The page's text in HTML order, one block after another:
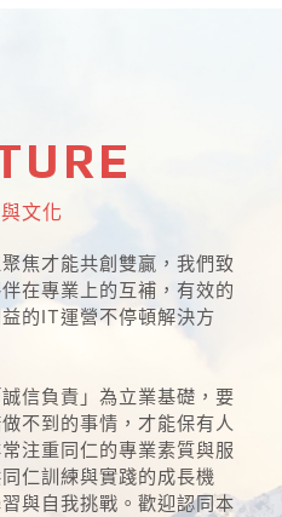
文化
焦才能共創雙贏，我們致
在專業上的互補，有效的
的IT運營不停頓解決方
信負責」為立業基礎，要
不到的事情，才能保有人
注重同仁的專業素質與服
仁訓練與實踐的成長機
與自我挑戰。歡迎認同本